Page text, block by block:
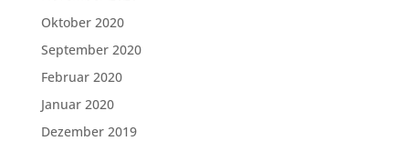
Oktober 2020
September 2020
Februar 2020
Januar 2020
Dezember 2019